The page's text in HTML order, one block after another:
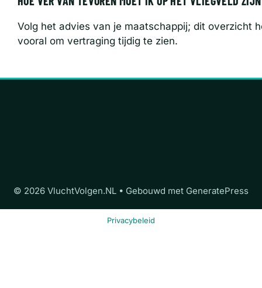
Volg het advies van je maatschappij; dit overzicht
vooral om vertraging tijdig te zien.
© 2026 VluchtVolgen.NL • Gebouwd met GeneratePress
Privacybeleid